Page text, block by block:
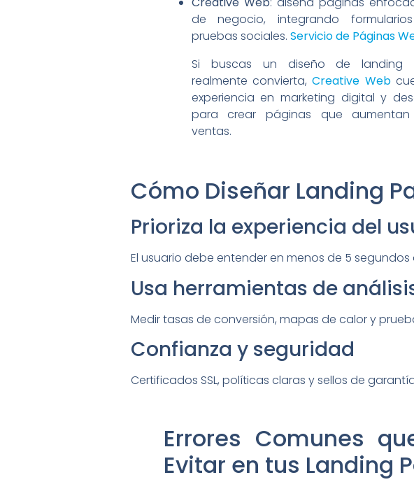
de negocio, integrando
pruebas sociales. Servicio de Páginas
Si buscas un diseño de landing
realmente convierta,Creative Web
experiencia en marketing digital y
para crear páginas que
ventas.
Cómo Diseñar Landing
Prioriza la experiencia del
El usuario debe entender en menos de 5
Usa herramientas de
Medir tasas de conversión, mapas de calor y
Confianza y seguridad
Certificados SSL, políticas claras y sellos de
Errores Comunes
Evitar en tus Landing